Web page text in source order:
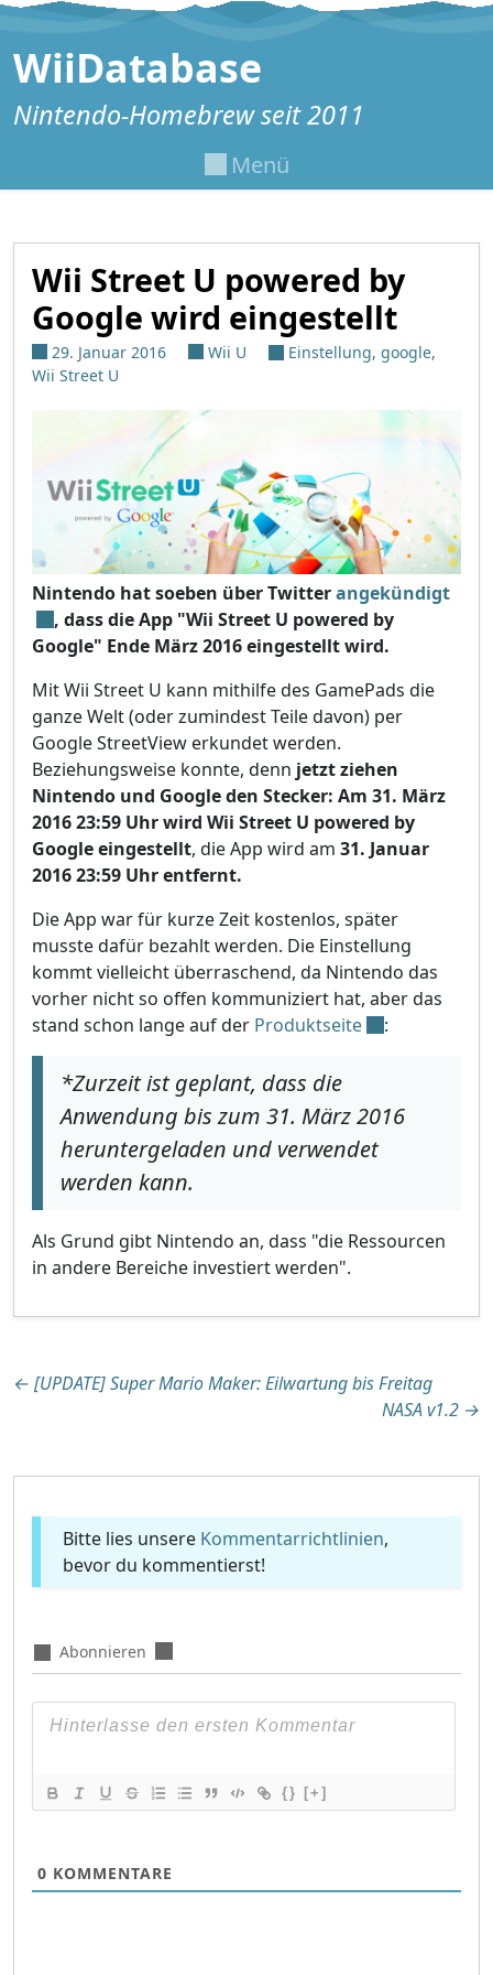
Zum Inhalt springen
WiiDatabase
Nintendo-Homebrew seit 2011
Menü
Wii Street U powered by
Google wird eingestellt
29. Januar 2016 Wii U Einstellung, google,
Wii Street U
Nintendo hat soeben über Twitterangekündigt
, dass die App "Wii Street U powered by
Google" Ende März 2016 eingestellt wird.
Mit Wii Street U kann mithilfe des GamePads die
ganze Welt (oder zumindest Teile davon) per
Google StreetView erkundet werden.
Beziehungsweise konnte, denn jetzt ziehen
Nintendo und Google den Stecker: Am 31. März
2016 23:59 Uhr wird Wii Street U powered by
Google eingestellt, die App wird am 31. Januar
2016 23:59 Uhr entfernt.
Die App war für kurze Zeit kostenlos, später
musste dafür bezahlt werden. Die Einstellung
kommt vielleicht überraschend, da Nintendo das
vorher nicht so offen kommuniziert hat, aber das
stand schon lange auf der Produktseite :
*Zurzeit ist geplant, dass die
Anwendung bis zum 31. März 2016
heruntergeladen und verwendet
werden kann.
Als Grund gibt Nintendo an, dass "die Ressourcen
in andere Bereiche investiert werden".
Beitragsnavigation
← [UPDATE] Super Mario Maker: Eilwartung bis Freitag
NASA v1.2 →
Bitte lies unsere Kommentarrichtlinien,
bevor du kommentierst!
Abonnieren
{} [+]
0 KOMMENTARE